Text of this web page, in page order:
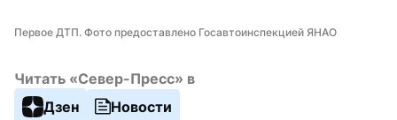
Первое ДТП. Фото предоставлено Госавтоинспекцией ЯНАО
Читать «Север-Пресс» в
Дзен
Новости